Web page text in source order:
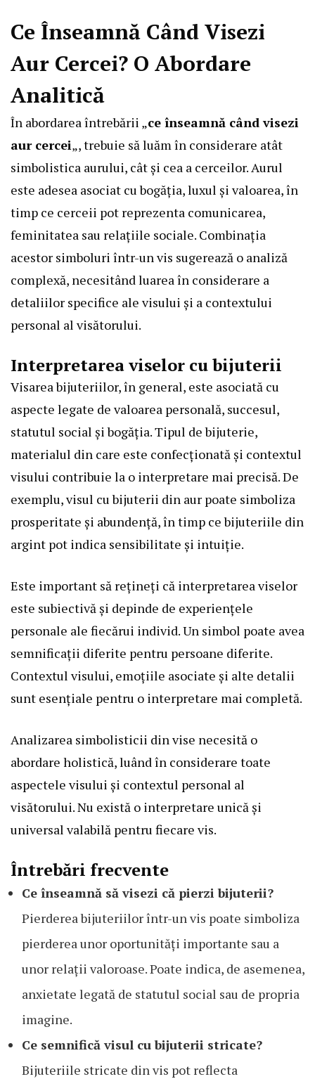
Ce Înseamnă Când Visezi
Aur Cercei? O Abordare
Analitică
În abordarea întrebării „ce înseamnă când visezi
aur cercei„, trebuie să luăm în considerare atât
simbolistica aurului, cât și cea a cerceilor. Aurul
este adesea asociat cu bogăția, luxul și valoarea, în
timp ce cerceii pot reprezenta comunicarea,
feminitatea sau relațiile sociale. Combinația
acestor simboluri într-un vis sugerează o analiză
complexă, necesitând luarea în considerare a
detaliilor specifice ale visului și a contextului
personal al visătorului.
Interpretarea viselor cu bijuterii
Visarea bijuteriilor, în general, este asociată cu
aspecte legate de valoarea personală, succesul,
statutul social și bogăția. Tipul de bijuterie,
materialul din care este confecționată și contextul
visului contribuie la o interpretare mai precisă. De
exemplu, visul cu bijuterii din aur poate simboliza
prosperitate și abundență, în timp ce bijuteriile din
argint pot indica sensibilitate și intuiție.
Este important să rețineți că interpretarea viselor
este subiectivă și depinde de experiențele
personale ale fiecărui individ. Un simbol poate avea
semnificații diferite pentru persoane diferite.
Contextul visului, emoțiile asociate și alte detalii
sunt esențiale pentru o interpretare mai completă.
Analizarea simbolisticii din vise necesită o
abordare holistică, luând în considerare toate
aspectele visului și contextul personal al
visătorului. Nu există o interpretare unică și
universal valabilă pentru fiecare vis.
Întrebări frecvente
Ce înseamnă să visezi că pierzi bijuterii?
Pierderea bijuteriilor într-un vis poate simboliza
pierderea unor oportunități importante sau a
unor relații valoroase. Poate indica, de asemenea,
anxietate legată de statutul social sau de propria
imagine.
Ce semnifică visul cu bijuterii stricate?
Bijuteriile stricate din vis pot reflecta